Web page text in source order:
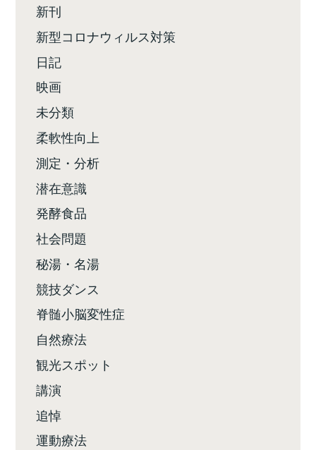
新刊
新型コロナウィルス対策
日記
映画
未分類
柔軟性向上
測定・分析
潜在意識
発酵食品
社会問題
秘湯・名湯
競技ダンス
脊髄小脳変性症
自然療法
観光スポット
講演
追悼
運動療法